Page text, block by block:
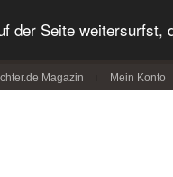
der Seite weitersurfst,
Magazin Mein Konto